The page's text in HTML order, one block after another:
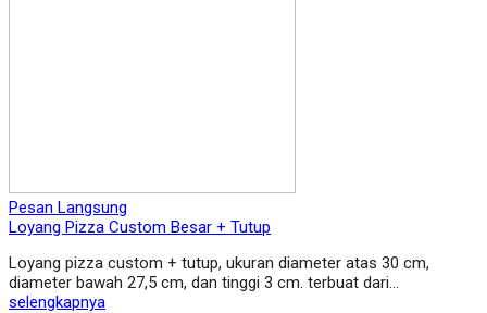
Pesan Langsung
Loyang Pizza Custom Besar + Tutup
Loyang pizza custom + tutup, ukuran diameter atas 30 cm,
diameter bawah 27,5 cm, dan tinggi 3 cm. terbuat dari…
selengkapnya